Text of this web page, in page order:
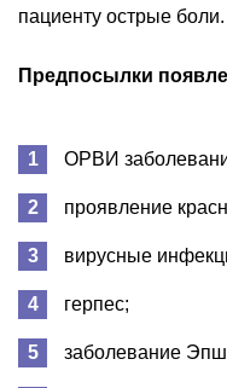
пациенту острые боли.
Предпосылки
ОРВИ
проявление
вирусные
герпес;
заболевание